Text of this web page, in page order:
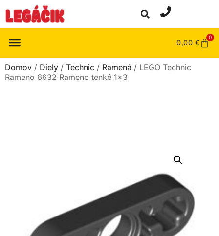
0,00 €
0
Domov / Diely / Technic / Ramená / LEGO Technic
Rameno 6632 Rameno tenké 1×3